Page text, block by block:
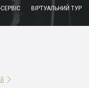
ВІРТУАЛЬНИЙ ТУР